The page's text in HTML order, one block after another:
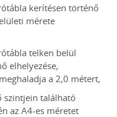
kerítésen történő
mérete
telken belül
elhelyezése,
a 2,0 métert,
szintjein található
az A4-es méretet